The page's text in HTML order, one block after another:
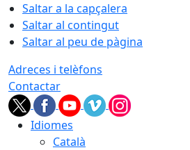
Saltar a la capçalera
Saltar al contingut
Saltar al peu de pàgina
Adreces i telèfons
Contactar
Idiomes
Català